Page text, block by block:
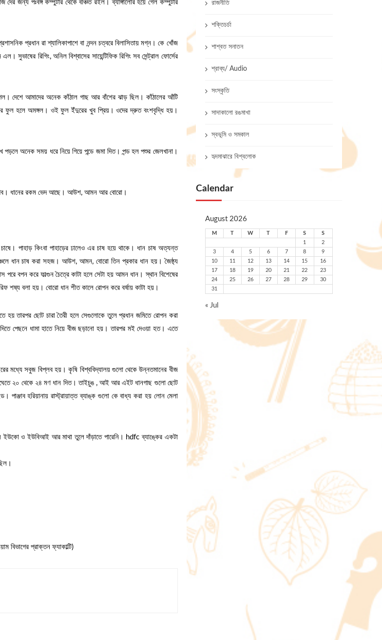
জন্য পঃবঙ্গ কম্পুটার থেকে বঞ্চিত রইল। ব্যাঙ্গালোর হয়ে গেল কম্পুটার
প্রধান রা শ্যালিকাপাশে বা নন্দন চত্বরে বিলাসিতায় মগ্ন। কে খোঁজ
সুভাষের রিগিং, অনিল বিশ্বাসের সায়েন্টিফিক রিগিং সব সেন্ট্রাল ফোর্সের
দেশে আমাদের অনেক কাঁঠাল গাছ আর বাঁশের ঝাড় ছিল। কাঁঠালের আঁটি
ফুল হলে অমঙ্গল। ওই ফুল ইঁদুরের খুব প্রিয়। ওদের দ্রুত বংশবৃদ্ধি হয়।
অনেক সময় ধরে নিয়ে গিয়ে পন্ডে জমা দিত। পন্ড হল পশুর জেলখানা।
ধানের রকম ভেদ আছে। আউশ, আমন আর বোরো।
পাহাড় কিংবা পাহাড়ের ঢালেও এর চাষ হয়ে থাকে। ধান চাষ অত্যন্ত
ধান চাষ করা সহজ। আউশ, আমন, বোরো তিন প্রকার ধান হয়। জৈষ্ঠ্য
বপন করে ফাল্গুন চৈত্রে কাটা হলে সেটা হয় আমন ধান। স্থান বিশেষের
শষ্য বলা হয়। বোরো ধান শীত কালে রোপন করে বর্ষায় কাটা হয়।
হয় তারপর ছোট চারা তৈরী হলে সেগুলোকে তুলে প্রধান জমিতে রোপন করা
পেছনে ধামা হাতে নিয়ে বীজ ছড়ানো হয়। তারপর মই দেওয়া হত। এতে
মধ্যে সবুজ বিপ্লব হয়। কৃষি বিশ্ববিদ্যালয় গুলো থেকে উন্নতমানের বীজ
২০ থেকে ২৪ মণ ধান দিত। তাইচুঙ , আই আর এইট ধানগাছ গুলো ছোট
হরিয়ানায় রাস্ট্রায়াত্ত ব্যাঙ্ক গুলো কে বাধ্য করা হয় লোন মেলা
ইউকো ও ইউবিআই আর মাথা তুলে দাঁড়াতে পারেনি। hdfc ব্যাঙ্কের একটা
বিভাগের প্রাক্তন ফ্যাকাল্টি)
রাজনীতি
শক্তিচর্চা
শাশ্বত সনাতন
শ্রাব্য/ Audio
সংস্কৃতি
সাদাকালো রঙমাখা
স্বভূমি ও সমকাল
হৃদমাঝারে বিশ্বলোক
Calendar
August 2026
M W F S
S
1
2
3
4 5 6 7 8
9
10
11 12 13 14 15
16
17
18 19 20 21 22
23
24
25 26 27 28 29
30
31
« Jul